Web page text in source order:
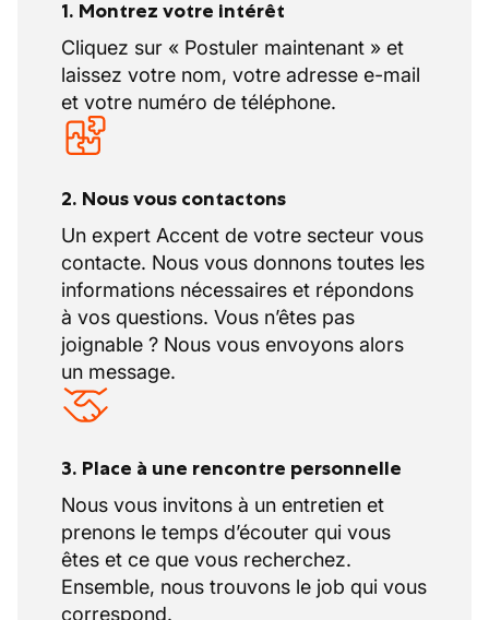
1. Montrez votre intérêt
Cliquez sur « Postuler maintenant » et
laissez votre nom, votre adresse e-mail
et votre numéro de téléphone.
2. Nous vous contactons
Un expert Accent de votre secteur vous
contacte. Nous vous donnons toutes les
informations nécessaires et répondons
à vos questions. Vous n’êtes pas
joignable ? Nous vous envoyons alors
un message.
3. Place à une rencontre personnelle
Nous vous invitons à un entretien et
prenons le temps d’écouter qui vous
êtes et ce que vous recherchez.
Ensemble, nous trouvons le job qui vous
correspond.